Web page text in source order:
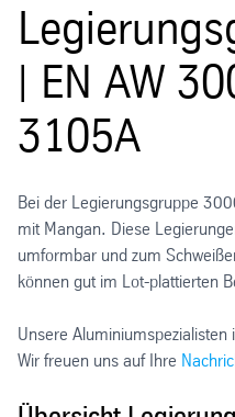
| EN AW
3105A
Bei der Legierungsgruppe
mit Mangan. Diese
umformbar und zum
können gut im Lot-plattierten
Unsere Aluminiumspezialisten
Wir freuen uns auf Ihre